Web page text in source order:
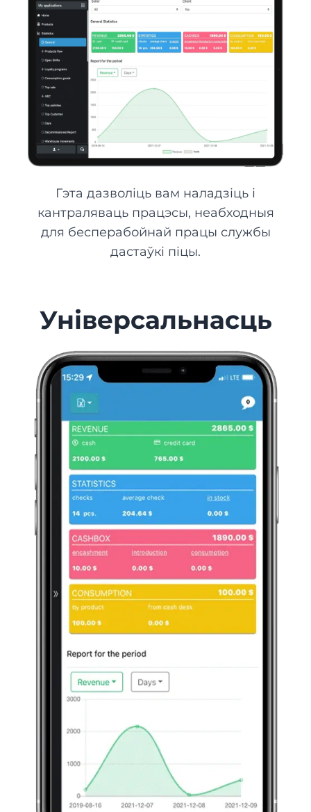
Гэта дазволіць вам наладзіць і
кантраляваць працэсы, неабходныя
для бесперабойнай працы службы
дастаўкі піцы.
Універсальнасць